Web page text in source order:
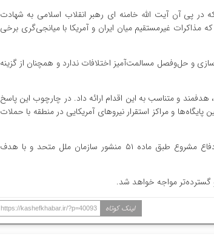
در پی آن آیت الله خامنه ای رهبر انقلاب اسلامی به شهادت
اقدام در حالی صورت گرفت که مذاکرات غیرمستقیم میان ایران و آمریکا با میانجی‌گری برخی
و حل‌وفصل مسالمت‌آمیز اختلافات ندارد و همچنان از گزینه
و متناسب به این اقدام ارائه داد. در چارچوب این پاسخ
و مراکز استقرار نیروهای آمریکایی در منطقه با حملات
مقامات رسمی جمهوری اسلامی ایران تأکید کرده اند این عملیات‌ها در چارچوب حق ذاتی دفاع مشروع طبق ماده ۵۱ منشور سازمان ملل متحد و با هدف
گسترده‌تر مواجه خواهد شد.
لینک کوتاه https://kashefkhabar.ir/?p=40093